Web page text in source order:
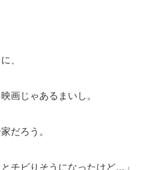
、
画じゃあるまいし。
だろう。
チビりそうになったけど…」